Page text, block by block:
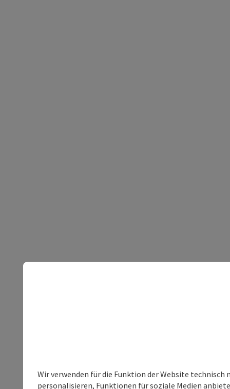
Wir verwenden für die Funktion der Website
personalisieren, Funktionen für soziale Medien